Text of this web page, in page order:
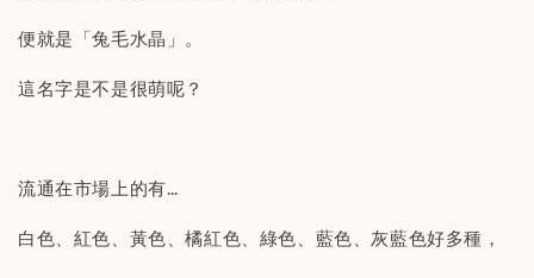
便就是「兔毛水晶」。
這名字是不是很萌呢？
流通在市場上的有…
白色、紅色、黃色、橘紅色、綠色、藍色、灰藍色好多種，